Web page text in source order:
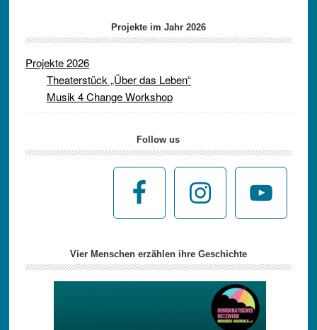
Projekte im Jahr 2026
Projekte 2026
Theaterstück „Über das Leben“
Musik 4 Change Workshop
Follow us
Vier Menschen erzählen ihre Geschichte